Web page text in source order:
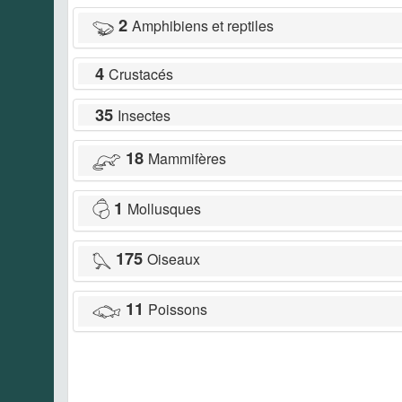
2 Amphibiens et reptiles
4 Crustacés
35 Insectes
18 Mammifères
1 Mollusques
175 Oiseaux
11 Poissons